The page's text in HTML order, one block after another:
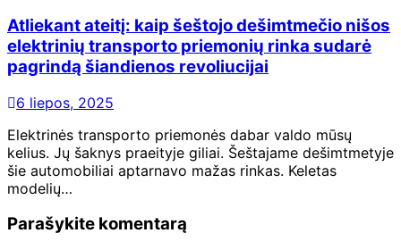
Atliekant ateitį: kaip šeštojo dešimtmečio nišos
elektrinių transporto priemonių rinka sudarė
pagrindą šiandienos revoliucijai
6 liepos, 2025
Elektrinės transporto priemonės dabar valdo mūsų
kelius. Jų šaknys praeityje giliai. Šeštajame dešimtmetyje
šie automobiliai aptarnavo mažas rinkas. Keletas
modelių…
Parašykite komentarą